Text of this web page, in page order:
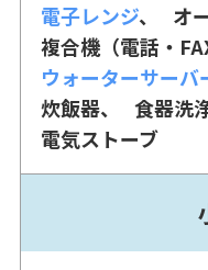
電子レンジ オ
複合機（電話・
ウォーターサーバ
炊飯器
食器洗
電気ストーブ